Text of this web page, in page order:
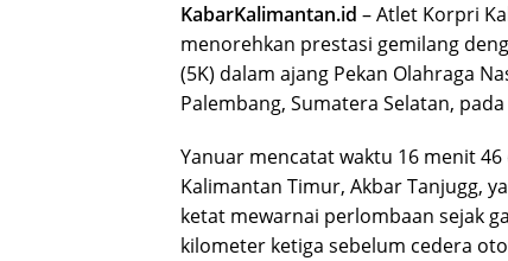
KabarKalimantan.id – Atlet Korpri
menorehkan prestasi gemilang
(5K) dalam ajang Pekan Olahraga
Palembang, Sumatera Selatan,
Yanuar mencatat waktu 16 menit
Kalimantan Timur, Akbar Tanjugg,
ketat mewarnai perlombaan sejak
kilometer ketiga sebelum cedera